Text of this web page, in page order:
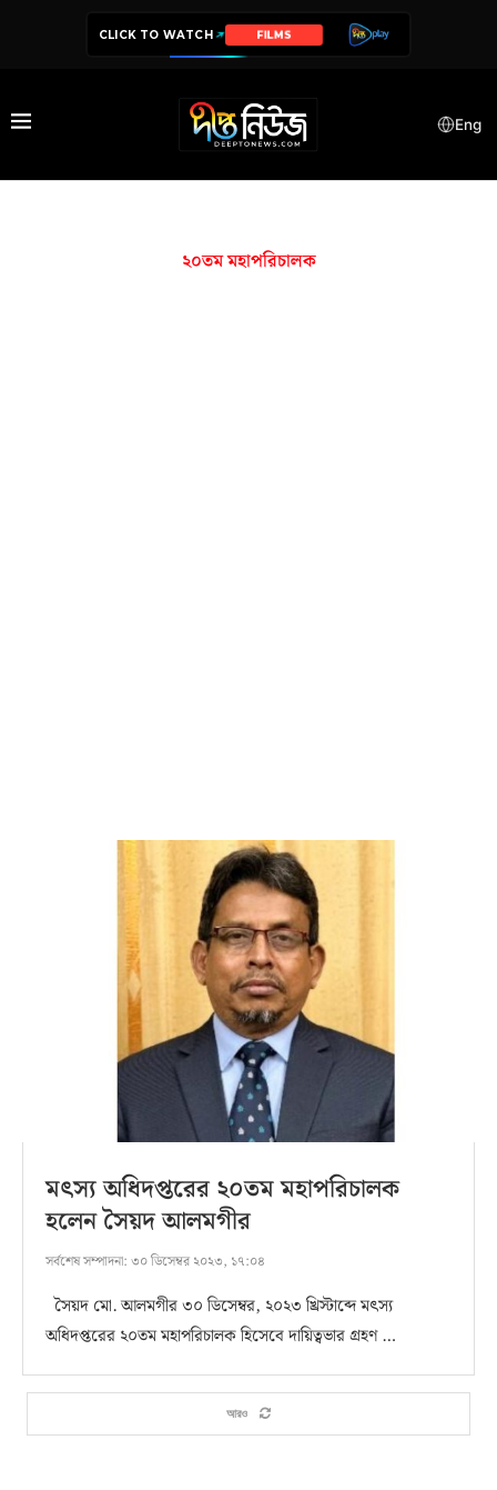
CLICK TO WATCH FILMS
Eng
২০তম মহাপরিচালক
মৎস্য অধিদপ্তরের ২০তম মহাপরিচালক
হলেন সৈয়দ আলমগীর
সর্বশেষ সম্পাদনা: ৩০ ডিসেম্বর ২০২৩, ১৭:০৪
সৈয়দ মো. আলমগীর ৩০ ডিসেম্বর, ২০২৩ খ্রিস্টাব্দে মৎস্য
অধিদপ্তরের ২০তম মহাপরিচালক হিসেবে দায়িত্বভার গ্রহণ …
আরও